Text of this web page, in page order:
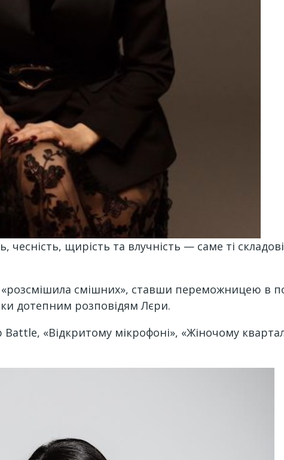
щирість та влучність — саме ті
смішних», ставши переможницею в
дотепним розповідям Лєри.
«Відкритому мікрофоні», «Жіночому